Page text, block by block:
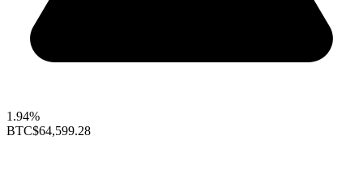
1.94%
BTC$64,599.28